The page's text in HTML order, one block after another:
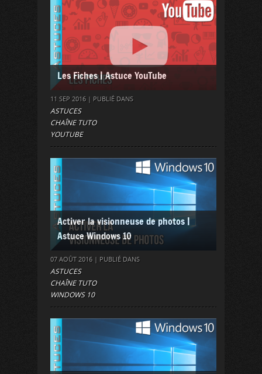
Les Fiches | Astuce YouTube
11 SEP 2016 | PUBLIÉ DANS
ASTUCES
CHAÎNE TUTO
YOUTUBE
Activer la visionneuse de photos |
Astuce Windows 10
07 AOÛT 2016 | PUBLIÉ DANS
ASTUCES
CHAÎNE TUTO
WINDOWS 10